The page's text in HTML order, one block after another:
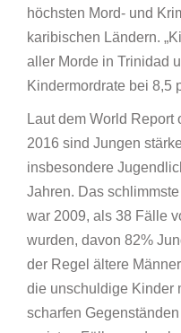
höchsten Mord- und
karibischen Ländern.
aller Morde in Trinidad
Kindermordrate bei 8,5
Laut dem World
2016 sind Jungen
insbesondere
Jahren. Das
war 2009, als 38 Fälle
wurden, davon 82%
der Regel ältere
die unschuldige Kinder
scharfen